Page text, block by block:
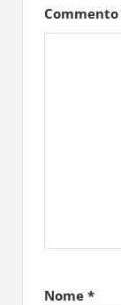
Commento
Nome *